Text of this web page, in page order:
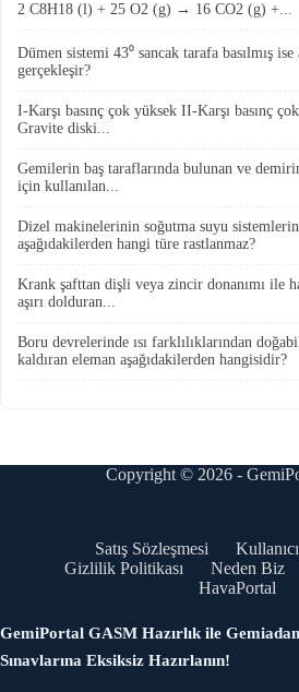
2 C8H18 (l) + 25 O2 (g) → 16 CO2 (g) +...
Dümen sistemi 43⁰ sancak tarafa basılmış
gerçekleşir?
I-Karşı basınç çok yüksek II-Karşı basınç
Gravite diski...
Gemilerin baş taraflarında bulunan ve
için kullanılan...
Dizel makinelerinin soğutma suyu
aşağıdakilerden hangi türe rastlanmaz?
Krank şafttan dişli veya zincir donanımı ile
aşırı dolduran...
Boru devrelerinde ısı farklılıklarından
kaldıran eleman aşağıdakilerden hangisidir?
Copyright © 2026 -
Satış Sözleşmesi
Gizlilik Politikası
Neden Biz
HavaPortal
GemiPortal GASM Hazırlık ile
Sınavlarına Eksiksiz Hazırlanın!